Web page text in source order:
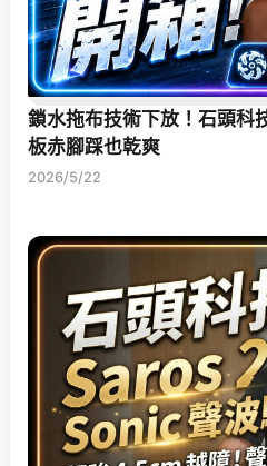
鎖水拖布技術下放！石頭科
板赤腳踩也乾爽
2026/5/22